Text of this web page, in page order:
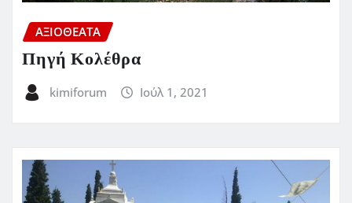
ΑΞΙΟΘΕΑΤΑ
Πηγή Κολέθρα
kimiforum Ιούλ 1, 2021